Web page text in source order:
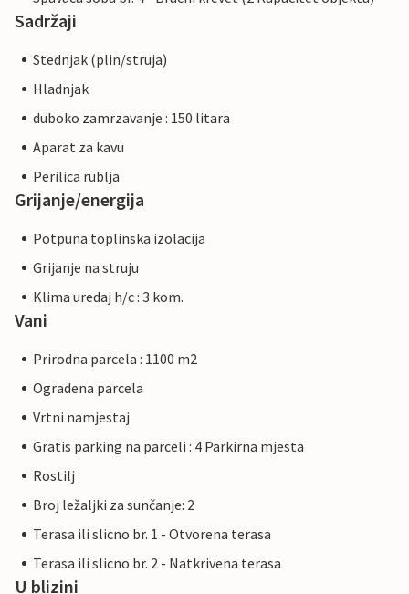
Sadržaji
Stednjak (plin/struja)
Hladnjak
duboko zamrzavanje : 150 litara
Aparat za kavu
Perilica rublja
Grijanje/energija
Potpuna toplinska izolacija
Grijanje na struju
Klima uredaj h/c : 3 kom.
Vani
Prirodna parcela : 1100 m2
Ogradena parcela
Vrtni namjestaj
Gratis parking na parceli : 4 Parkirna mjesta
Rostilj
Broj ležaljki za sunčanje: 2
Terasa ili slicno br. 1 - Otvorena terasa
Terasa ili slicno br. 2 - Natkrivena terasa
U blizini